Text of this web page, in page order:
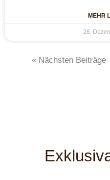
MEHR
28.
« Nächsten Beiträge